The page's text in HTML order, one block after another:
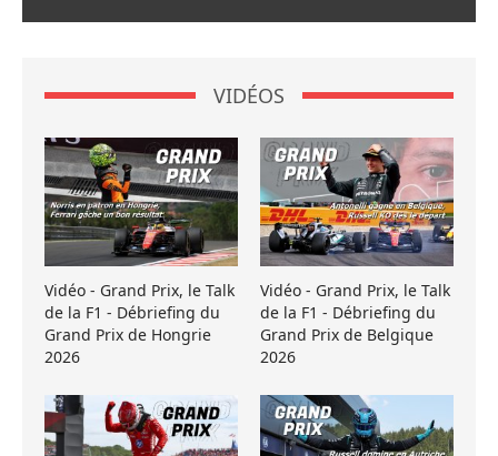
VIDÉOS
Vidéo - Grand Prix, le Talk
de la F1 - Débriefing du
Grand Prix de Hongrie
2026
Vidéo - Grand Prix, le Talk
de la F1 - Débriefing du
Grand Prix de Belgique
2026